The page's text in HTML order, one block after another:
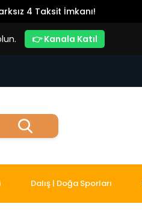
4 Taksit İmkanı!
👉 Kanala Katıl
Dalış | Doğa Sporları